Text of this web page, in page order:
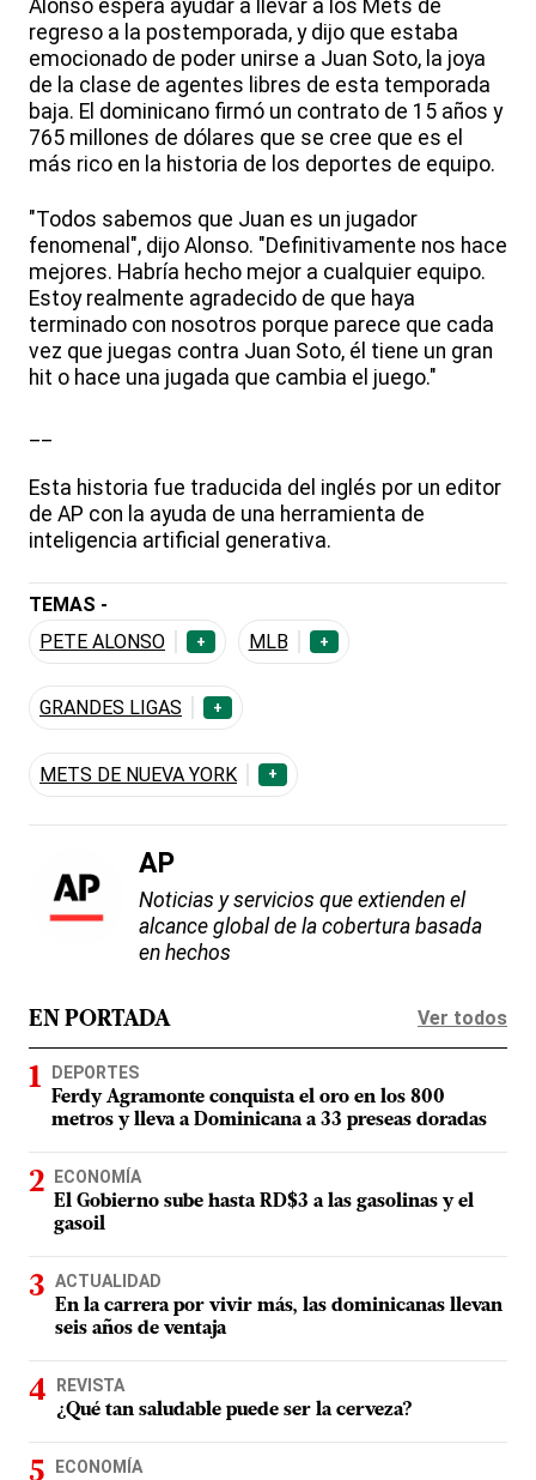
Alonso espera ayudar a llevar a los Mets de
regreso a la postemporada, y dijo que estaba
emocionado de poder unirse a Juan Soto, la joya
de la clase de agentes libres de esta temporada
baja. El dominicano firmó un contrato de 15 años y
765 millones de dólares que se cree que es el
más rico en la historia de los deportes de equipo.
"Todos sabemos que Juan es un jugador
fenomenal", dijo Alonso. "Definitivamente nos hace
mejores. Habría hecho mejor a cualquier equipo.
Estoy realmente agradecido de que haya
terminado con nosotros porque parece que cada
vez que juegas contra Juan Soto, él tiene un gran
hit o hace una jugada que cambia el juego."
__
Esta historia fue traducida del inglés por un editor
de AP con la ayuda de una herramienta de
inteligencia artificial generativa.
TEMAS -
PETE ALONSO
+ MLB +
GRANDES LIGAS +
METS DE NUEVA YORK +
AP
Noticias y servicios que extienden el
alcance global de la cobertura basada
en hechos
EN PORTADA Ver todos
DEPORTES
Ferdy Agramonte conquista el oro en los 800
metros y lleva a Dominicana a 33 preseas doradas
ECONOMÍA
El Gobierno sube hasta RD$3 a las gasolinas y el
gasoil
ACTUALIDAD
En la carrera por vivir más, las dominicanas llevan
seis años de ventaja
REVISTA
¿Qué tan saludable puede ser la cerveza?
ECONOMÍA